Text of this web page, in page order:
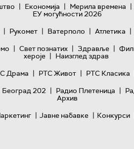
| Економија | Мерила времена |
ЕУ могућности 2026
| Рукомет | Ватерполо | Атлетика |
| Свет познатих | Здравље |
хероје | Наизглед здрав
Драма | РТС Живот | РТС Класика
Београд 202 | Радио Плетеница |
Архив
| Јавне набавке | Конкурси